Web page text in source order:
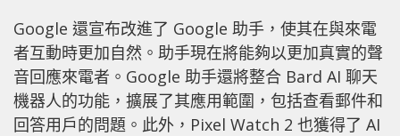
Google 還宣布改進了 Google 助手，使其在與來電
者互動時更加自然。助手現在將能夠以更加真實的聲
音回應來電者。Google 助手還將整合 Bard AI 聊天
機器人的功能，擴展了其應用範圍，包括查看郵件和
回答用戶的問題。此外，Pixel Watch 2 也獲得了 AI